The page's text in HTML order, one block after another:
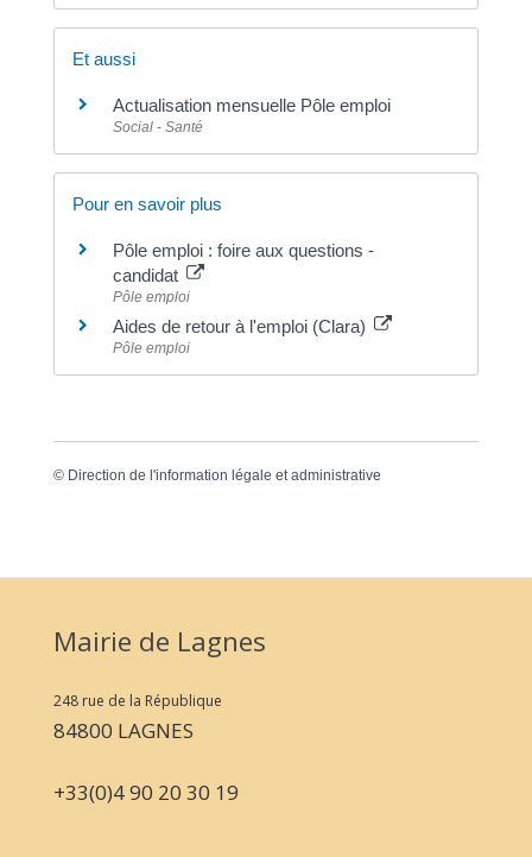
Et aussi
Actualisation mensuelle Pôle emploi
Social - Santé
Pour en savoir plus
Pôle emploi : foire aux questions -
candidat
Pôle emploi
Aides de retour à l'emploi (Clara)
Pôle emploi
© Direction de l'information légale et administrative
Mairie de Lagnes
248 rue de la République
84800 LAGNES
+33(0)4 90 20 30 19